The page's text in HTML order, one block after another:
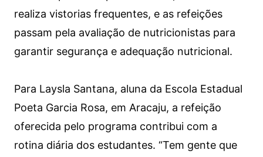
realiza vistorias frequentes, e as refeições
passam pela avaliação de nutricionistas para
garantir segurança e adequação nutricional.
Para Laysla Santana, aluna da Escola Estadual
Poeta Garcia Rosa, em Aracaju, a refeição
oferecida pelo programa contribui com a
rotina diária dos estudantes. “Tem gente que